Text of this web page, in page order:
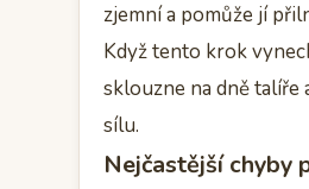
zjemní a pomůže jí
Když tento krok
sklouzne na dně talíře
sílu.
Nejčastější chyby